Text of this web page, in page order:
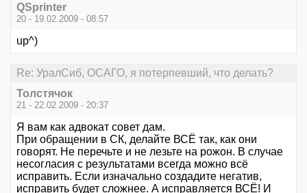
QSprinter
20 - 19.02.2009 - 08:57
up^)
Re: УралСиб, ОСАГО, я потерпевший, что делать?
Толстячок
21 - 22.02.2009 - 20:37
Я вам как адвокат совет дам.
При обращении в СК, делайте ВСЁ так, как они
говорят. Не перечьте и не лезьте на рожон. В случае
несогласия с результатами всегда можно всё
исправить. Если изначально создадите негатив,
исправить будет сложнее. А исправляется ВСЁ! И